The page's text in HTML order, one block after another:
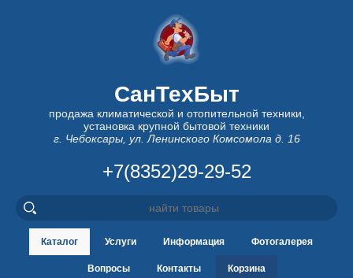
СанТехБыт
продажа климатической и отопительной техники,
установка крупной бытовой техники
г. Чебоксары, ул. Ленинского Комсомола д. 16
+7(8352)29-29-52
Каталог Услуги Информация Фотогалерея
Вопросы Контакты Корзина